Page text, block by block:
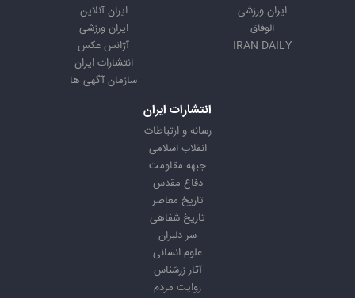
ایران ورزشی
الوفاق
IRAN DAILY
ایران آنلاین
ایران ورزشی
آژانس عکس
انتشارات ایران
سازمان آگهی ها
انتشارات ایران
رسانه و ارتباطات
انقلاب اسلامی
جبهه مقاومت
دفاع مقدس
تاریخ معاصر
تاریخ شفاهی
سر دلبران
علوم انسانی
آثار زرشناس
روایت مردم